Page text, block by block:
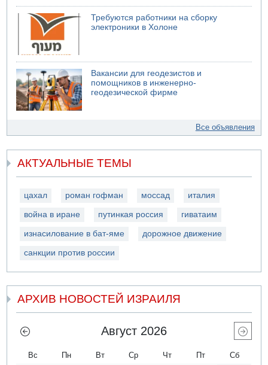
Требуются работники на сборку
электроники в Холоне
Вакансии для геодезистов и
помощников в инженерно-
геодезической фирме
Все объявления
АКТУАЛЬНЫЕ ТЕМЫ
цахал роман гофман моссад италия
война в иране путинкая россия гиватаим
изнасилование в бат-яме дорожное движение
санкции против россии
АРХИВ НОВОСТЕЙ ИЗРАИЛЯ
Август 2026
Вс Пн Вт Ср Чт Пт Сб